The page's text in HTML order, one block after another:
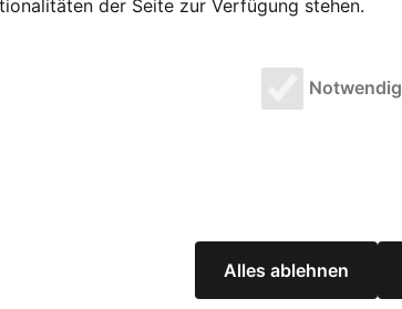
der Seite zur Verfügung stehen.
Notwendig
Alles ablehnen